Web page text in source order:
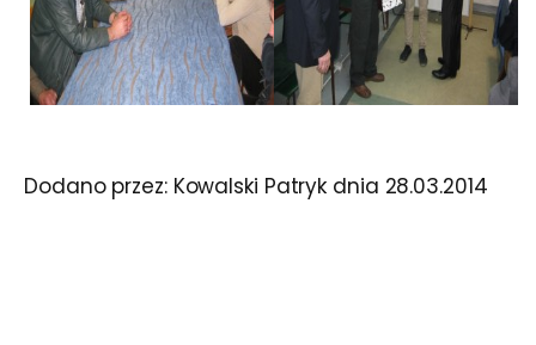
Dodano przez: Kowalski Patryk dnia 28.03.2014